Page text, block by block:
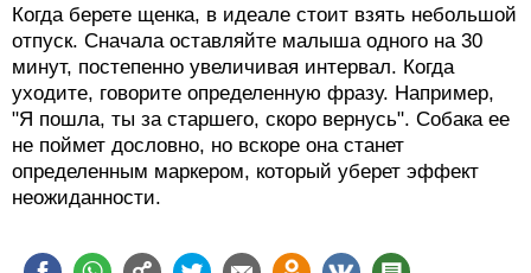
Когда берете щенка, в идеале стоит взять небольшой
отпуск. Сначала оставляйте малыша одного на 30
минут, постепенно увеличивая интервал. Когда
уходите, говорите определенную фразу. Например,
"Я пошла, ты за старшего, скоро вернусь". Собака ее
не поймет дословно, но вскоре она станет
определенным маркером, который уберет эффект
неожиданности.